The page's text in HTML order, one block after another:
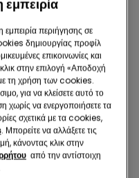
-50%
Βαμβακερή
εμπειρία
εμπειρία περιήγησης σε
δημιουργίας προφίλ
επικοινωνίες και
στην επιλογή «Αποδοχή
τη χρήση των cookies.
για να κλείσετε αυτό το
χωρίς να ενεργοποιήσετε τα
σχετικά με τα cookies,
. Μπορείτε να αλλάξετε τις
κάνοντας κλικ στην
από την αντίστοιχη